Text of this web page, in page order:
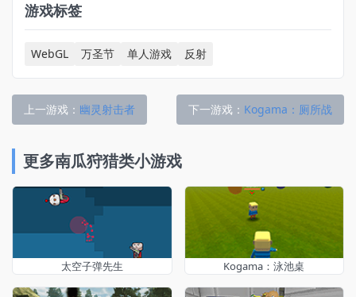
游戏标签
WebGL 万圣节 单人游戏 反射
上一游戏： 幽灵射击者 下一游戏： Kogama：厕所战
更多南瓜狩猎类小游戏
太空子弹先生 Kogama：泳池桌